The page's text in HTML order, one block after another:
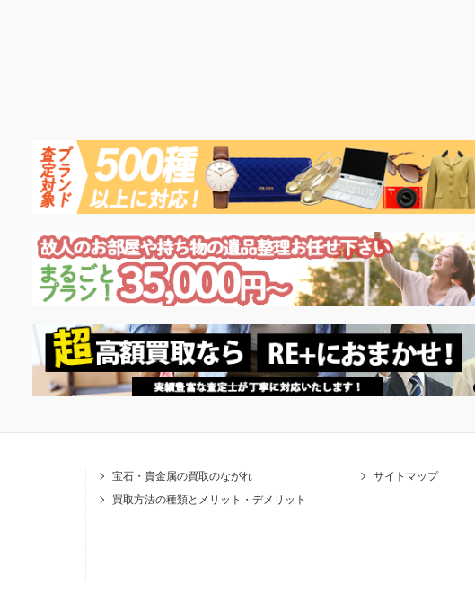
宝石・貴金属の買取のながれ
買取方法の種類とメリット・デメリット
サイトマップ